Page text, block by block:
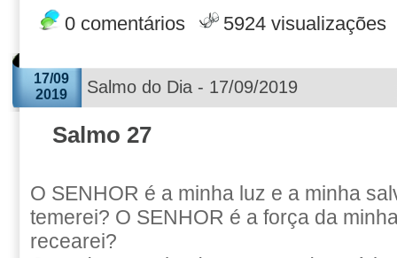
0 comentários 5924 visualizações
17/09
2019
Salmo do Dia - 17/09/2019
Salmo 27
O SENHOR é a minha luz e a minha
temerei? O SENHOR é a força da
recearei?